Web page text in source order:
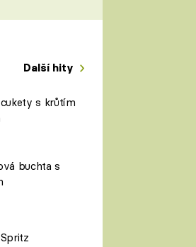
Další hity
s krůtím
buchta s